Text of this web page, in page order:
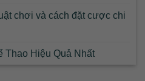
chơi và cách đặt cược chi
Hiệu Quả Nhất